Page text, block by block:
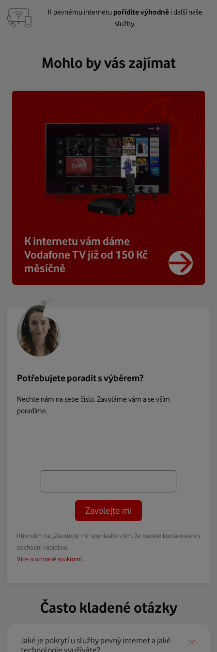
K pevnému internetu pořídíte výhodně i další naše
služby.
Mohlo by vás zajímat
K internetu vám dáme
Vodafone TV již od 150 Kč
měsíčně
Potřebujete poradit s výběrem?
Nechte nám na sebe číslo. Zavoláme vám a se vším
poradíme.
Zavolejte mi
Kliknutím na „Zavolejte mi“ souhlasíte s tím, že budete kontaktováni s
obchodní nabídkou.
Více o ochraně soukromí.
Často kladené otázky
Jaké je pokrytí u služby pevný internet a jaké
technologie využíváte?